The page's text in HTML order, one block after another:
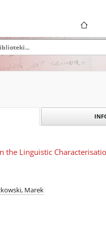
the Linguistic
Marek